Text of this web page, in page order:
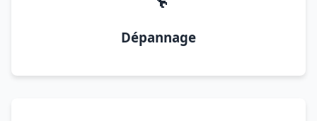
Dépannage